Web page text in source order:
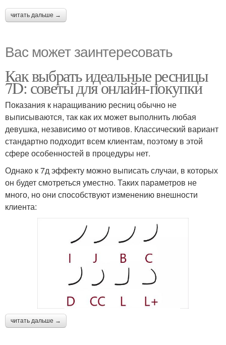
читать дальше →
Вас может заинтересовать
Как выбрать идеальные ресницы
7D: советы для онлайн-покупки
Показания к наращиванию ресниц обычно не
выписываются, так как их может выполнить любая
девушка, независимо от мотивов. Классический вариант
стандартно подходит всем клиентам, поэтому в этой
сфере особенностей в процедуры нет.
Однако к 7д эффекту можно выписать случаи, в которых
он будет смотреться уместно. Таких параметров не
много, но они способствуют изменению внешности
клиента:
читать дальше →